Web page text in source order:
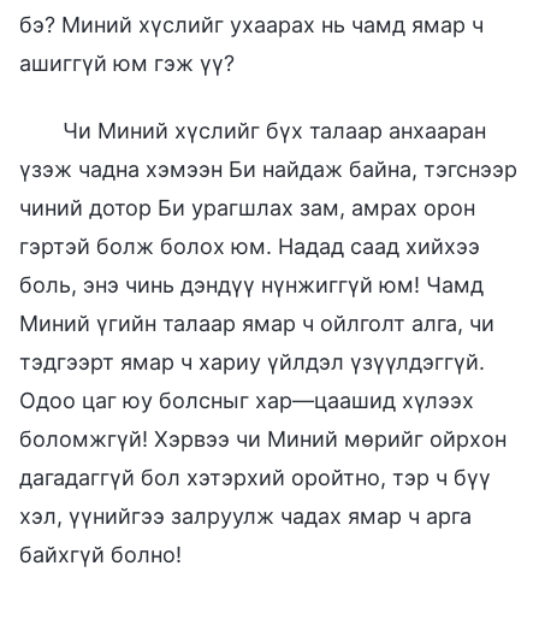
бэ? Миний хүслийг ухаарах нь чамд ямар ч
ашиггүй юм гэж үү?
Чи Миний хүслийг бүх талаар анхааран
үзэж чадна хэмээн Би найдаж байна, тэгснээр
чиний дотор Би урагшлах зам, амрах орон
гэртэй болж болох юм. Надад саад хийхээ
боль, энэ чинь дэндүү нүнжиггүй юм! Чамд
Миний үгийн талаар ямар ч ойлголт алга, чи
тэдгээрт ямар ч хариу үйлдэл үзүүлдэггүй.
Одоо цаг юу болсныг хар—цаашид хүлээх
боломжгүй! Хэрвээ чи Миний мөрийг ойрхон
дагадаггүй бол хэтэрхий оройтно, тэр ч бүү
хэл, үүнийгээ залруулж чадах ямар ч арга
байхгүй болно!